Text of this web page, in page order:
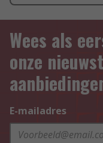
Wees als
onze
E-mailadres